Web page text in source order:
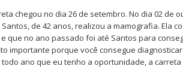
chegou no dia 26 de setembro. No dia 02 de
de 42 anos, realizou a mamografia. Ela
que no ano passado foi até Santos para
importante porque você consegue
ano que eu tenho a oportunidade, a